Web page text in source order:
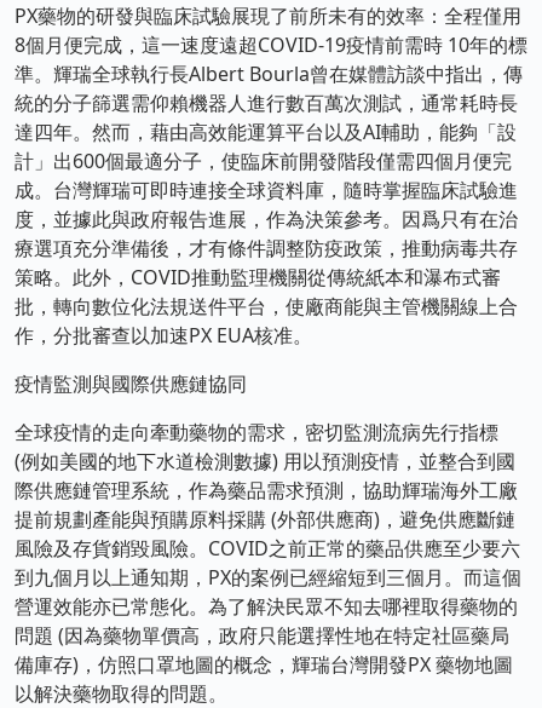
PX藥物的研發與臨床試驗展現了前所未有的效率：全程僅用
8個月便完成，這一速度遠超COVID-19疫情前需時 10年的標
準。輝瑞全球執行長Albert Bourla曾在媒體訪談中指出，傳
統的分子篩選需仰賴機器人進行數百萬次測試，通常耗時長
達四年。然而，藉由高效能運算平台以及AI輔助，能夠「設
計」出600個最適分子，使臨床前開發階段僅需四個月便完
成。台灣輝瑞可即時連接全球資料庫，隨時掌握臨床試驗進
度，並據此與政府報告進展，作為決策參考。因爲只有在治
療選項充分準備後，才有條件調整防疫政策，推動病毒共存
策略。此外，COVID推動監理機關從傳統紙本和瀑布式審
批，轉向數位化法規送件平台，使廠商能與主管機關線上合
作，分批審查以加速PX EUA核准。
疫情監測與國際供應鏈協同
全球疫情的走向牽動藥物的需求，密切監測流病先行指標
(例如美國的地下水道檢測數據) 用以預測疫情，並整合到國
際供應鏈管理系統，作為藥品需求預測，協助輝瑞海外工廠
提前規劃產能與預購原料採購 (外部供應商)，避免供應斷鏈
風險及存貨銷毀風險。COVID之前正常的藥品供應至少要六
到九個月以上通知期，PX的案例已經縮短到三個月。而這個
營運效能亦已常態化。為了解決民眾不知去哪裡取得藥物的
問題 (因為藥物單價高，政府只能選擇性地在特定社區藥局
備庫存)，仿照口罩地圖的概念，輝瑞台灣開發PX 藥物地圖
以解決藥物取得的問題。